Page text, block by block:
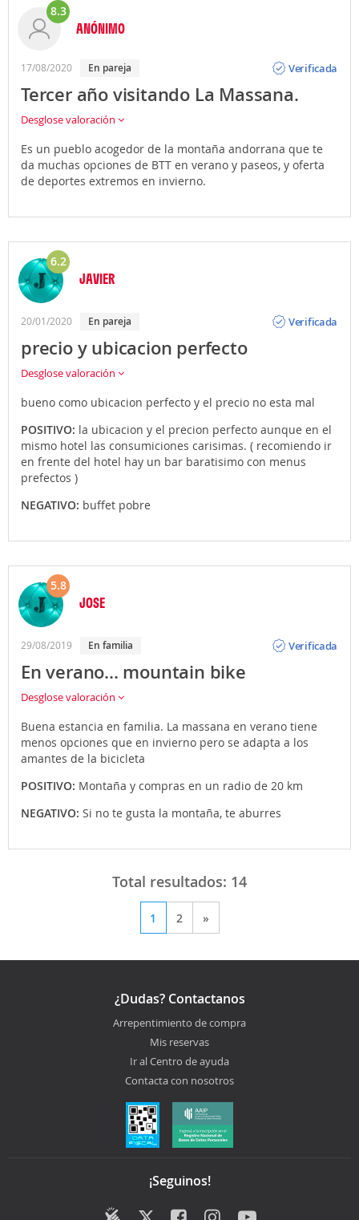
8.3
ANÓNIMO
17/08/2020 En pareja
Verificada
Tercer año visitando La Massana.
Desglose valoración
Es un pueblo acogedor de la montaña andorrana que te
da muchas opciones de BTT en verano y paseos, y oferta
de deportes extremos en invierno.
6.2
JAVIER
20/01/2020 En pareja
Verificada
precio y ubicacion perfecto
Desglose valoración
bueno como ubicacion perfecto y el precio no esta mal
POSITIVO: la ubicacion y el precion perfecto aunque en el
mismo hotel las consumiciones carisimas. ( recomiendo ir
en frente del hotel hay un bar baratisimo con menus
prefectos )
NEGATIVO: buffet pobre
5.8
JOSE
29/08/2019 En familia
Verificada
En verano... mountain bike
Desglose valoración
Buena estancia en familia. La massana en verano tiene
menos opciones que en invierno pero se adapta a los
amantes de la bicicleta
POSITIVO: Montaña y compras en un radio de 20 km
NEGATIVO: Si no te gusta la montaña, te aburres
Total resultados: 14
1 2 »
¿Dudas? Contactanos
Arrepentimiento de compra
Mis reservas
Ir al Centro de ayuda
Contacta con nosotros
¡Seguinos!